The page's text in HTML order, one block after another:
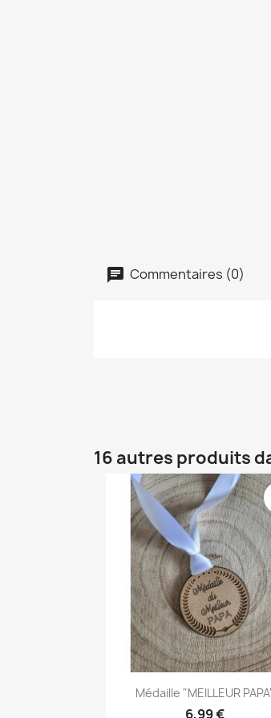
Commentaires (0)
16 autres produits
Aperçu rapide
Médaille "MEILLEUR
6,99 €